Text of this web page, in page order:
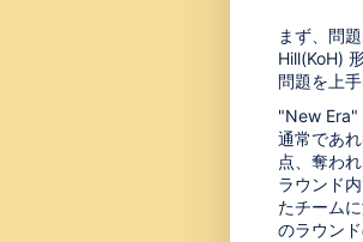
まず、問
Hill(KoH)
問題を上
"New Era"
通常であ
点、奪わ
ラウンド
たチーム
のラウン